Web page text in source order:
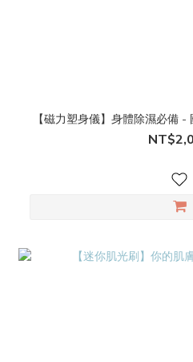
【磁力塑身儀】身體除濕必備